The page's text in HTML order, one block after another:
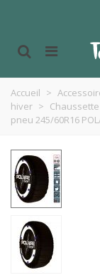
Accueil >
hiver >
pneu 245/60R16